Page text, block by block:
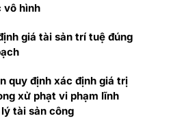
vô hình
giá tài sản trí tuệ đúng
quy định xác định giá trị
xử phạt vi phạm lĩnh
tài sản công